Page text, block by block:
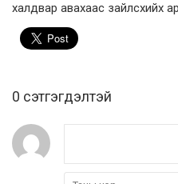
халдвар авахаас зайлсхийх
0 cэтгэгдэлтэй